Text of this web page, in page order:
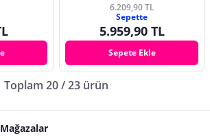
6.209,90 TL
Sepette
5.959,90 TL
Sepete Ekle
Toplam 20 / 23 ürün